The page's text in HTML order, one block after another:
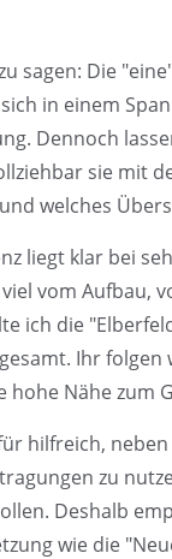
sagen: Die
in einem
Dennoch
sie mit
welches
liegt klar bei
vom Aufbau,
ich die
Ihr
hohe Nähe zum
hilfreich,
zu
Deshalb
wie die